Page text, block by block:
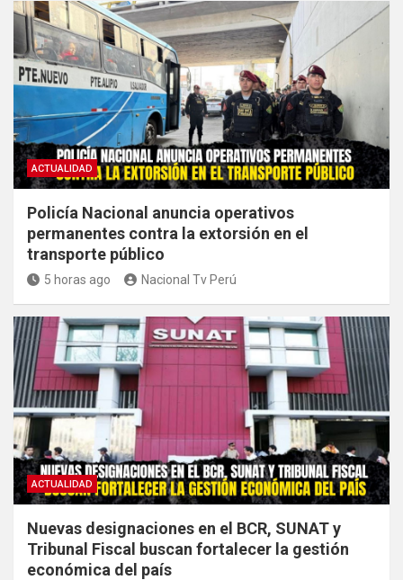
ACTUALIDAD
Policía Nacional anuncia operativos
permanentes contra la extorsión en el
transporte público
5 horas ago Nacional Tv Perú
ACTUALIDAD
Nuevas designaciones en el BCR, SUNAT y
Tribunal Fiscal buscan fortalecer la gestión
económica del país